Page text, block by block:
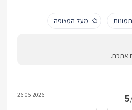
מעל המצופה
אתכם.
5
26.05.2026